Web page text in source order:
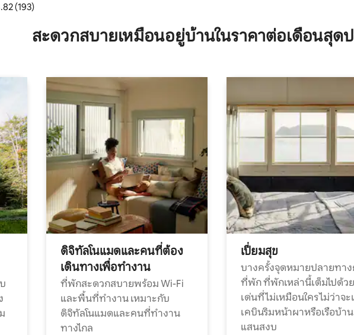
นนเฉลี่ย 4.82 จาก 5, 193 รีวิว
(193)
สะดวกสบายเหมือนอยู่บ้านในราคาต่อเดือนสุด
ดิจิทัลโนแมดและคนที่ต้อง
เดินทางเพื่อทำงาน
ที่พักสะดวกสบายพร้อม Wi-Fi
และพื้นที่ทำงาน เหมาะกับ
ดิจิทัลโนแมดและคนที่ทำงาน
ทางไกล
เปี่ยมสุข
บางครั้งจุดหมายปลายทา
ที่พัก ที่พักเหล่านี้เต็มไปด้ว
เด่นที่ไม่เหมือนใคร ไม่ว่าจะ
เคบินริมหน้าผาหรือเรือบ้าน
แสนสงบ